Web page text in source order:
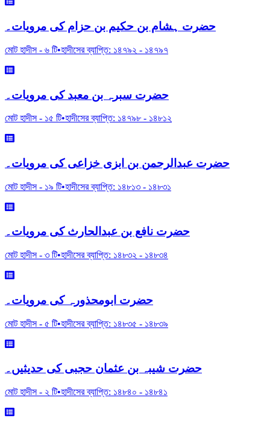
حضرت ہشام بن حکیم بن حزام کی مرویات۔
মোট হাদীস - ৬ টি•হাদীসের ব্যাপ্তি: ১৪৭৯২ - ১৪৭৯৭
حضرت سبرہ بن معبد کی مرویات۔
মোট হাদীস - ১৫ টি•হাদীসের ব্যাপ্তি: ১৪৭৯৮- ১৪৮১২
حضرت عبدالرحمن بن ابزی خزاعی کی مرویات۔
মোট হাদীস - ১৯ টি•হাদীসের ব্যাপ্তি: ১৪৮১৩ - ১৪৮৩১
حضرت نافع بن عبدالحارث کی مرویات۔
মোট হাদীস - ৩ টি•হাদীসের ব্যাপ্তি: ১৪৮৩২ - ১৪৮৩৪
حضرت ابومحذورہ کی مرویات۔
মোট হাদীস - ৫ টি•হাদীসের ব্যাপ্তি: ১৪৮৩৫ - ১৪৮৩৯
حضرت شیبہ بن عثمان حجبی کی حدیثیں۔
মোট হাদীস - ২ টি•হাদীসের ব্যাপ্তি: ১৪৮৪০ - ১৪৮৪১